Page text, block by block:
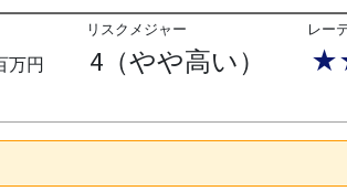
万円
リスクメジャー
4（やや高い）
レー